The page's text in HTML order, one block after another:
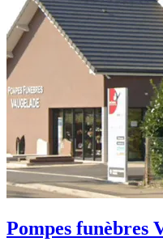
Pompes funèbres